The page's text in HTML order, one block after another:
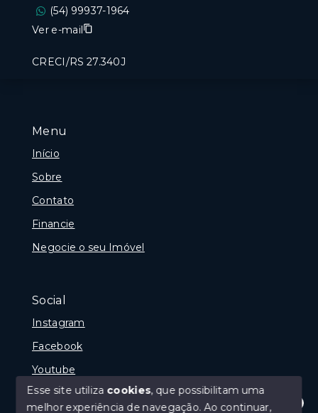
Menu
Início
Sobre
Contato
Financie
Negocie o seu Imóvel
Social
Instagram
Facebook
Youtube
(54) 99937-1964
Ver e-mail
CRECI/RS 27.340J
Esse site utiliza cookies, que possibilitam uma
melhor experiência de navegação.Ao continuar,